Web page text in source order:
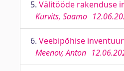
5. Välitööde rakenduse
Kurvits, Saamo
6. Veebipõhise
Meenov, Anton